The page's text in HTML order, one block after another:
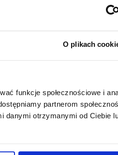
O plikach
funkcje społecznościowe i
partnerom
danymi otrzymanymi od Ciebie